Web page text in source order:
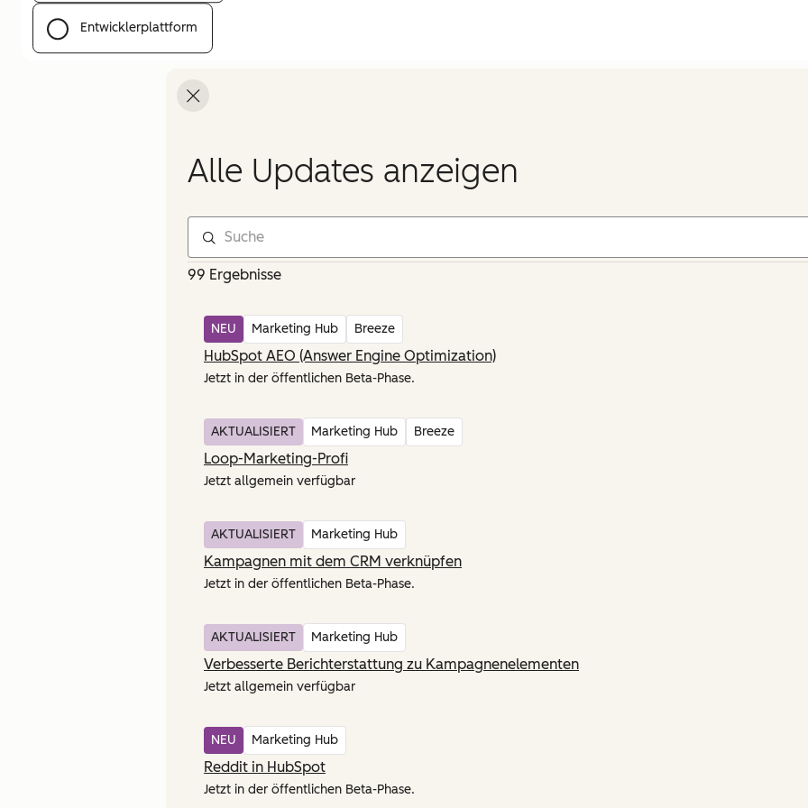
Entwicklerplattform
Alle Updates anzeigen
99 Ergebnisse
NEU Marketing Hub Breeze
HubSpot AEO (Answer Engine Optimization)
Jetzt in der öffentlichen Beta-Phase.
AKTUALISIERT Marketing Hub Breeze
Loop-Marketing-Profi
Jetzt allgemein verfügbar
AKTUALISIERT Marketing Hub
Kampagnen mit dem CRM verknüpfen
Jetzt in der öffentlichen Beta-Phase.
AKTUALISIERT Marketing Hub
Verbesserte Berichterstattung zu Kampagnenelementen
Jetzt allgemein verfügbar
NEU Marketing Hub
Reddit in HubSpot
Jetzt in der öffentlichen Beta-Phase.